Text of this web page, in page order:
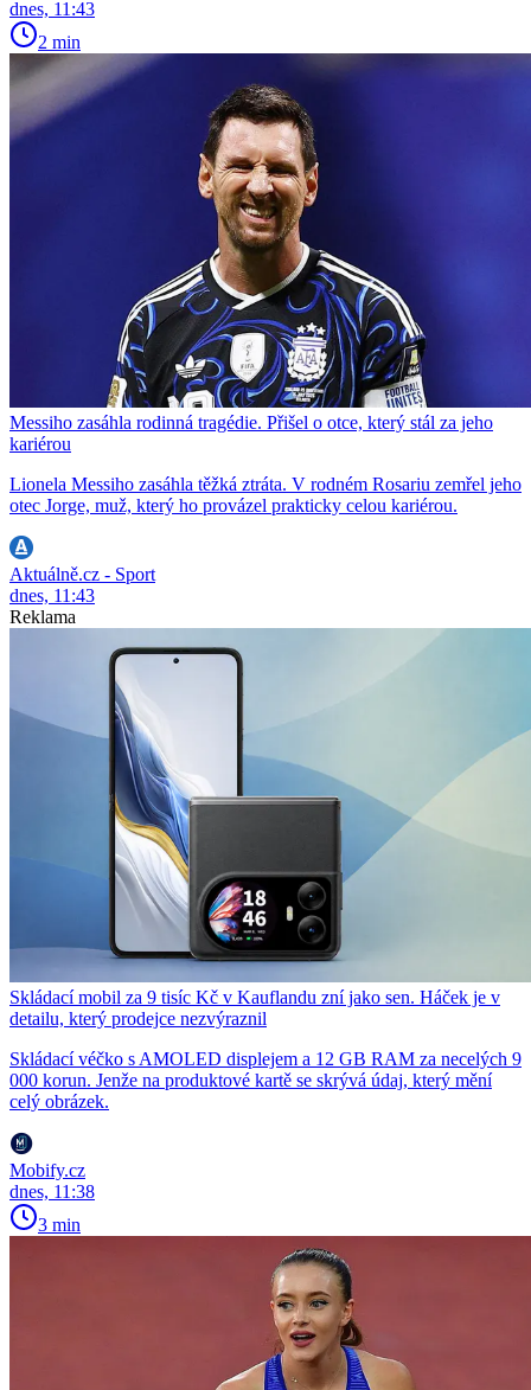
dnes, 11:43
2 min
Messiho zasáhla rodinná tragédie. Přišel o otce, který stál za jeho
kariérou
Lionela Messiho zasáhla těžká ztráta. V rodném Rosariu zemřel jeho
otec Jorge, muž, který ho provázel prakticky celou kariérou.
Aktuálně.cz - Sport
dnes, 11:43
Reklama
Skládací mobil za 9 tisíc Kč v Kauflandu zní jako sen. Háček je v
detailu, který prodejce nezvýraznil
Skládací véčko s AMOLED displejem a 12 GB RAM za necelých 9
000 korun. Jenže na produktové kartě se skrývá údaj, který mění
celý obrázek.
Mobify.cz
dnes, 11:38
3 min